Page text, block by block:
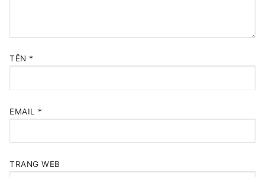
TÊN *
EMAIL *
TRANG WEB